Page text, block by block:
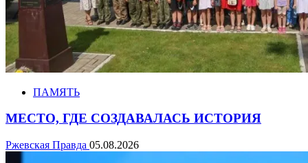
ПАМЯТЬ
МЕСТО, ГДЕ СОЗДАВАЛАСЬ ИСТОРИЯ
Ржевская Правда 05.08.2026